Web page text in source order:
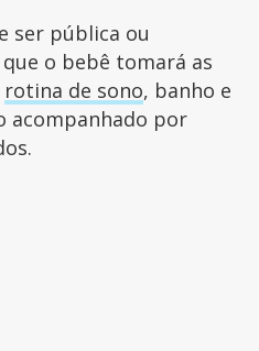
ser pública ou
o bebê tomará as
rotina de sono, banho e
acompanhado por